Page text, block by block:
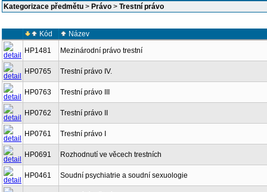
Kategorizace předmětu > Právo > Trestní právo
Kód
Název
HP1481
Mezinárodní právo trestní
HP0765 Trestní právo IV.
HP0763 Trestní právo III
HP0762 Trestní právo II
HP0761 Trestní právo I
HP0691 Rozhodnutí ve věcech trestních
HP0461 Soudní psychiatrie a soudní sexuologie